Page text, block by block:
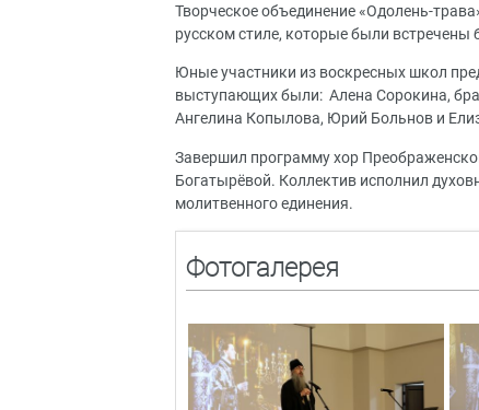
Творческое объединение «Одолень-
русском стиле, которые были
Юные участники из воскресных школ
выступающих были: Алена Сорокина,
Ангелина Копылова, Юрий Больнов и
Завершил программу хор
Богатырёвой. Коллектив исполнил
молитвенного единения.
Фотогалерея